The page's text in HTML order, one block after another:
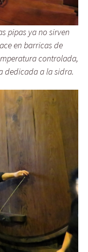
pipas ya no sirven
en barricas de
controlada,
dedicada a la sidra.